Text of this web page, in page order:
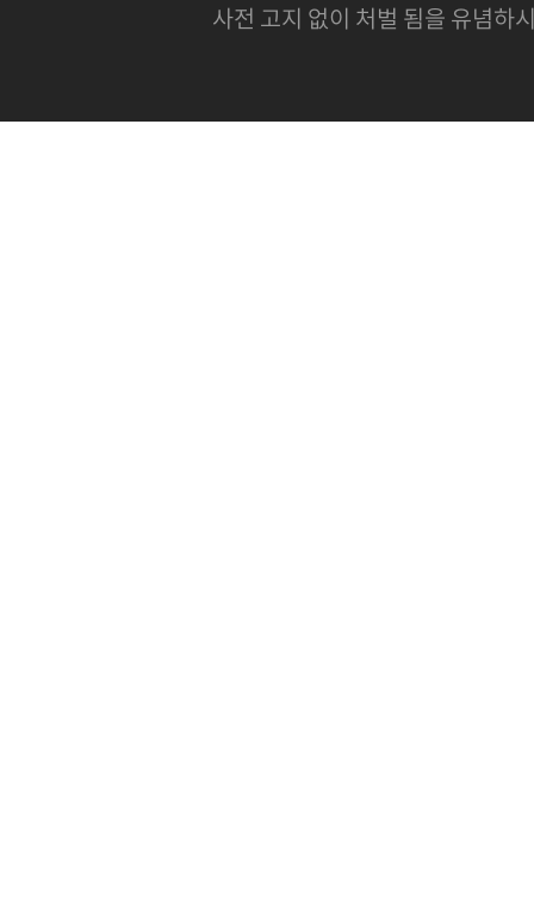
사전 고지 없이 처벌 됨을 유념하